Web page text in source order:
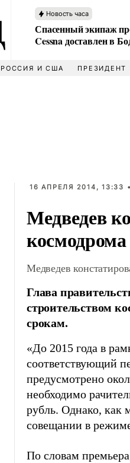
Новость часа
Спасенный экипаж
Cessna доставлен в
РОССИЯ И США ПРЕЗИДЕНТ
16 АПРЕЛЯ 2014, 13:33 •
Медведев
Медведев
Глава
строительством
срокам.
«До 2015 года в
соответствующий
предусмотрено
необходимо
рубль. Однако, как
совещании в
По словам